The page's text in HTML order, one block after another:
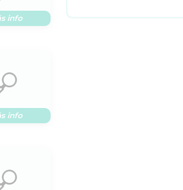
info
info